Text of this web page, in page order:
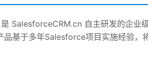
SalesforceCRM.cn 自主研发的企业
基于多年Salesforce项目实施经验，